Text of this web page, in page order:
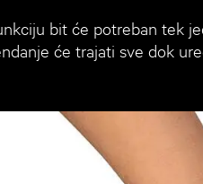
bit će potreban tek
će trajati sve dok